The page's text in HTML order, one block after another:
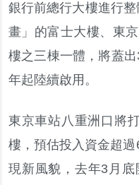
銀行前總行大樓進行
畫 」 的富士大樓、 東
樓之三棟一體 ， 將蓋出
年起陸續啟用 。
東京車站八重洲口將
樓 ，預估投入資金超過
現新風貌 ， 去年3 月底